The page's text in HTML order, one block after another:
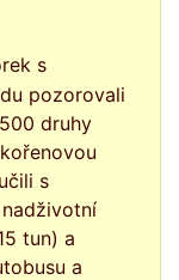
pozorovali
druhy
s
tun) a
a